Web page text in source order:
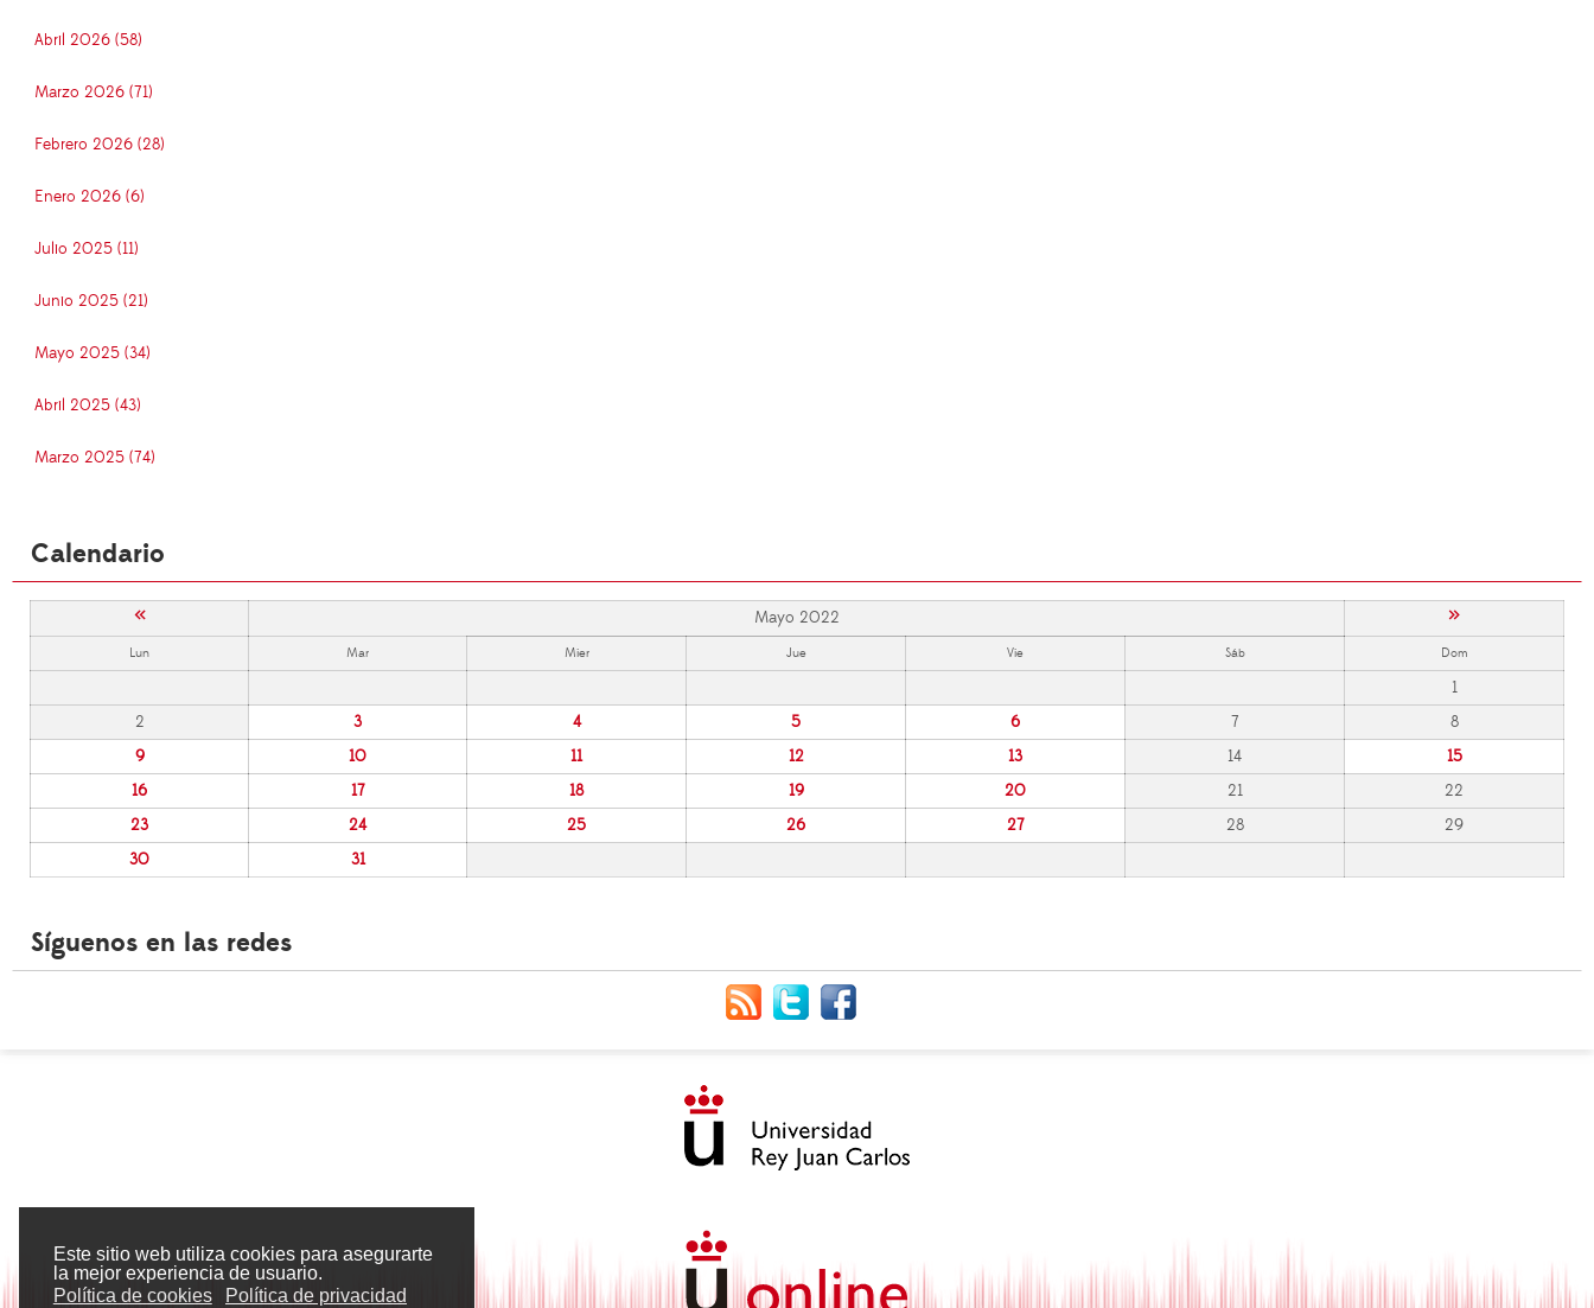
Este sitio web utiliza cookies para asegurarte
la mejor experiencia de usuario.
Política de cookies
Política de privacidad
Abril 2026 (58)
Marzo 2026 (71)
Febrero 2026 (28)
Enero 2026 (6)
Julio 2025 (11)
Junio 2025 (21)
Mayo 2025 (34)
Abril 2025 (43)
Marzo 2025 (74)
Calendario
« Mayo 2022 »
Lun Mar Mier Jue Vie Sáb Dom
1
2
3 4 5 6 7
8
9
10 11 12 13 14
15
16
17 18 19 20 21
22
23
24 25 26 27 28
29
30
31
Síguenos en las redes